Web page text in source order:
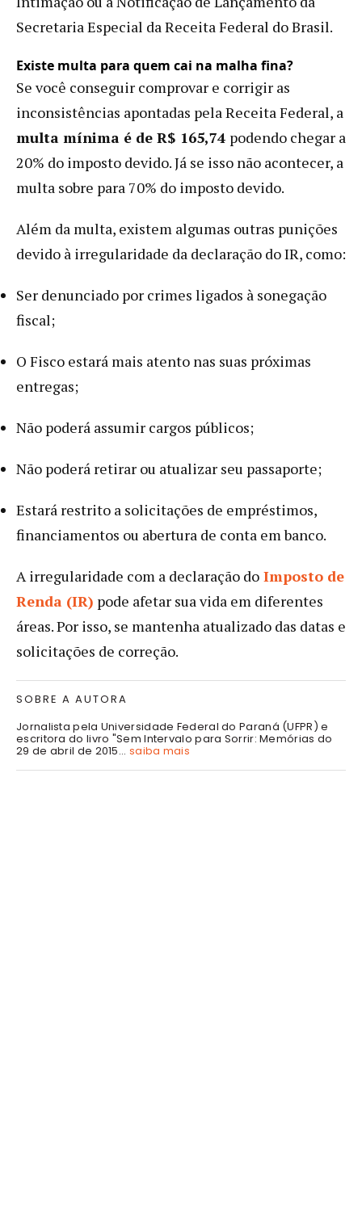
Secretaria Especial da Receita Federal do Brasil.
Existe multa para quem cai na malha fina?
Se você conseguir comprovar e corrigir as
inconsistências apontadas pela Receita Federal, a
multa mínima é de R$ 165,74 podendo chegar a
20% do imposto devido. Já se isso não acontecer, a
multa sobre para 70% do imposto devido.
Além da multa, existem algumas outras punições
devido à irregularidade da declaração do IR, como:
Ser denunciado por crimes ligados à sonegação
fiscal;
O Fisco estará mais atento nas suas próximas
entregas;
Não poderá assumir cargos públicos;
Não poderá retirar ou atualizar seu passaporte;
Estará restrito a solicitações de empréstimos,
financiamentos ou abertura de conta em banco.
A irregularidade com a declaração do Imposto de
Renda (IR) pode afetar sua vida em diferentes
áreas. Por isso, se mantenha atualizado das datas e
solicitações de correção.
SOBRE A AUTORA
Jornalista pela Universidade Federal do Paraná (UFPR) e
escritora do livro "Sem Intervalo para Sorrir: Memórias do
29 de abril de 2015... saiba mais